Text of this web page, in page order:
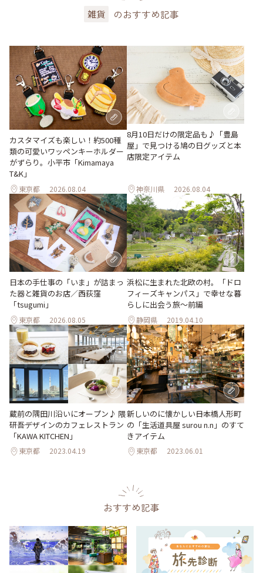
雑貨 のおすすめ記事
カスタマイズも楽しい！約500種
類の可愛いワッペンキーホルダー
がずらり。小平市「Kimamaya
T&K」
東京都 2026.08.04
8月10日だけの限定品も♪「豊島
屋」で見つける鳩の日グッズと本
店限定アイテム
神奈川県 2026.08.04
日本の手仕事の「いま」が詰まっ
た器と雑貨のお店／西荻窪
「tsugumi」
東京都 2026.08.05
浜松に生まれた北欧の村。「ドロ
フィーズキャンパス」で幸せな暮
らしに出会う旅～前編
静岡県 2019.04.10
蔵前の隅田川沿いにオープン♪ 隈
研吾デザインのカフェレストラン
「KAWA KITCHEN」
東京都 2023.04.19
新しいのに懐かしい――日本橋人形町
の「生活道具屋 surou n.n」のすて
きアイテム
東京都 2023.06.01
おすすめ記事